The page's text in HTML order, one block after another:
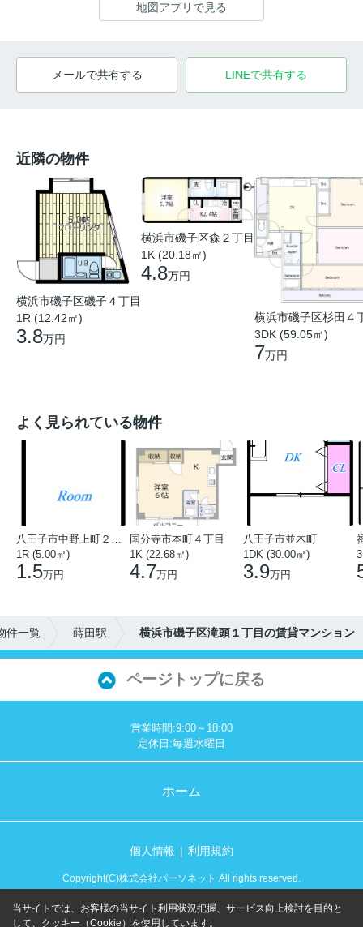
地図アプリで見る
メールで共有する LINEで共有する
近隣の物件
横浜市磯子区磯子４丁目
1R (12.42㎡)
3.8万円
横浜市磯子区森２丁目
1K (20.18㎡)
4.8万円
横浜市磯子区杉田４
3DK (59.05㎡)
7万円
よく見られている物件
1R (5.00㎡)
1.5万円
国分寺市本町４丁目
1K (22.68㎡)
4.7万円
八王子市並木町
1DK (30.00㎡)
3.9万円
件一覧 蒔田駅 横浜市磯子区滝頭１丁目の賃貸マンション
ページトップに戻る
営業時間:9:00～18:00
定休日:毎週水曜日
ホーム
個人情報 利用規約
Copyright(C)株式会社パーソネット All rights reserved.
当サイトでは、お客様の当サイト利用状況把握、サービス向上検討を目的と
して、クッキー（Cookie）を使用しています。